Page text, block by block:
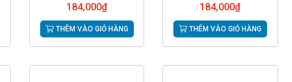
184,000₫
THÊM VÀO GIỎ HÀNG
184,000₫
THÊM VÀO GIỎ HÀNG